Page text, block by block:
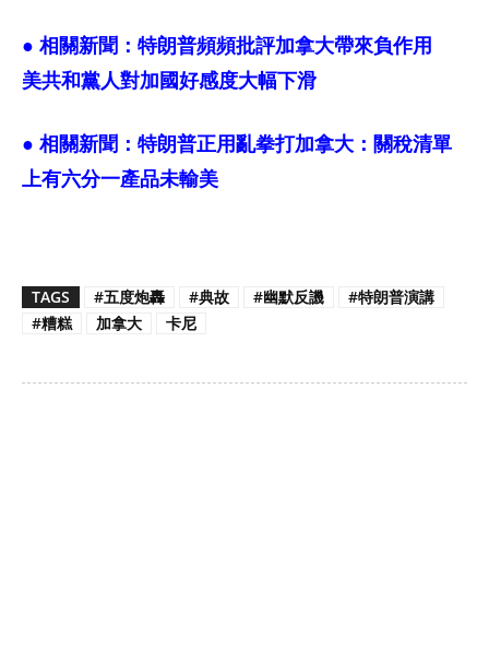
● 相關新聞： 特朗普頻頻批評加拿大帶來負作用
美共和黨人對加國好感度大幅下滑
● 相關新聞： 特朗普正用亂拳打加拿大：關稅清單
上有六分一產品未輸美
TAGS #五度炮轟 #典故 #幽默反譏
#特朗普演講
#糟糕
加拿大 卡尼